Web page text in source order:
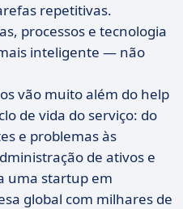
repetitivas.
processos e tecnologia
inteligente — não
vão muito além do help
de vida do serviço: do
e problemas às
de ativos e
uma startup em
global com milhares de